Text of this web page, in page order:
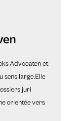
Advocaten et
sens large.Elle
juri
orientée vers